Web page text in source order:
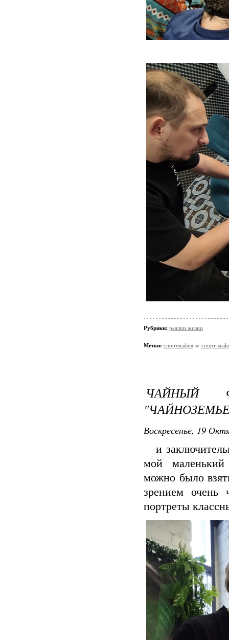
Рубрики: реалии жизни
Метки: спортмафия спорт-
ЧАЙНЫЙ
Воскресенье, 19
и
мой маленький
можно было
зрением очень
портреты